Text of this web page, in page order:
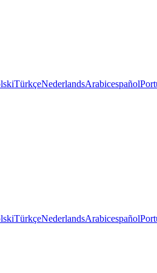
TürkçeNederlandsArabicespañol
TürkçeNederlandsArabicespañol